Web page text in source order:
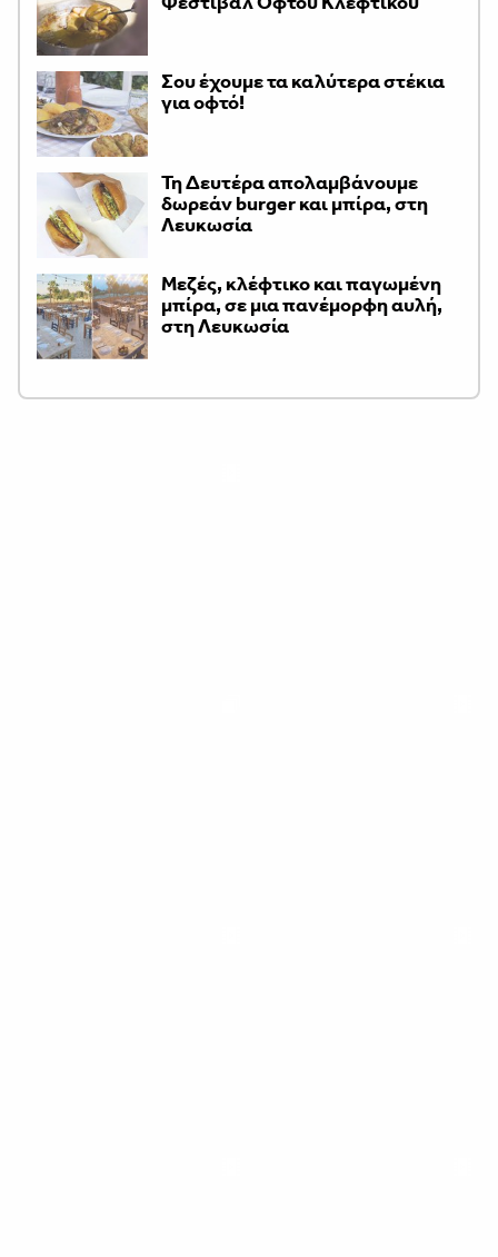
Σου έχουμε τα καλύτερα στέκια
για οφτό!
Τη Δευτέρα απολαμβάνουμε
δωρεάν burger και μπίρα, στη
Λευκωσία
Μεζές, κλέφτικο και παγωμένη
μπίρα, σε μια πανέμορφη αυλή,
στη Λευκωσία